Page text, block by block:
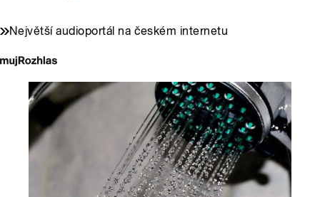
Největší audioportál na českém internetu